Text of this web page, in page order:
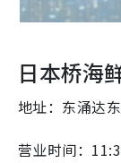
日本桥海
地址： 东涌达
营业时间：